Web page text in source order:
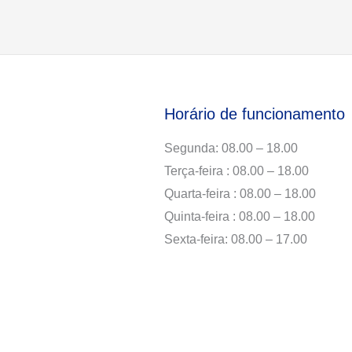
Horário de funcionamento
Segunda: 08.00 – 18.00
Terça-feira : 08.00 – 18.00
Quarta-feira : 08.00 – 18.00
Quinta-feira : 08.00 – 18.00
Sexta-feira: 08.00 – 17.00